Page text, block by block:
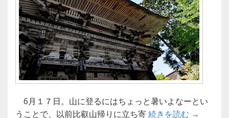
6月１７日。山に登るにはちょっと暑いよなーとい
うことで、以前比叡山帰りに立ち寄続きを読む 【ウォー
→